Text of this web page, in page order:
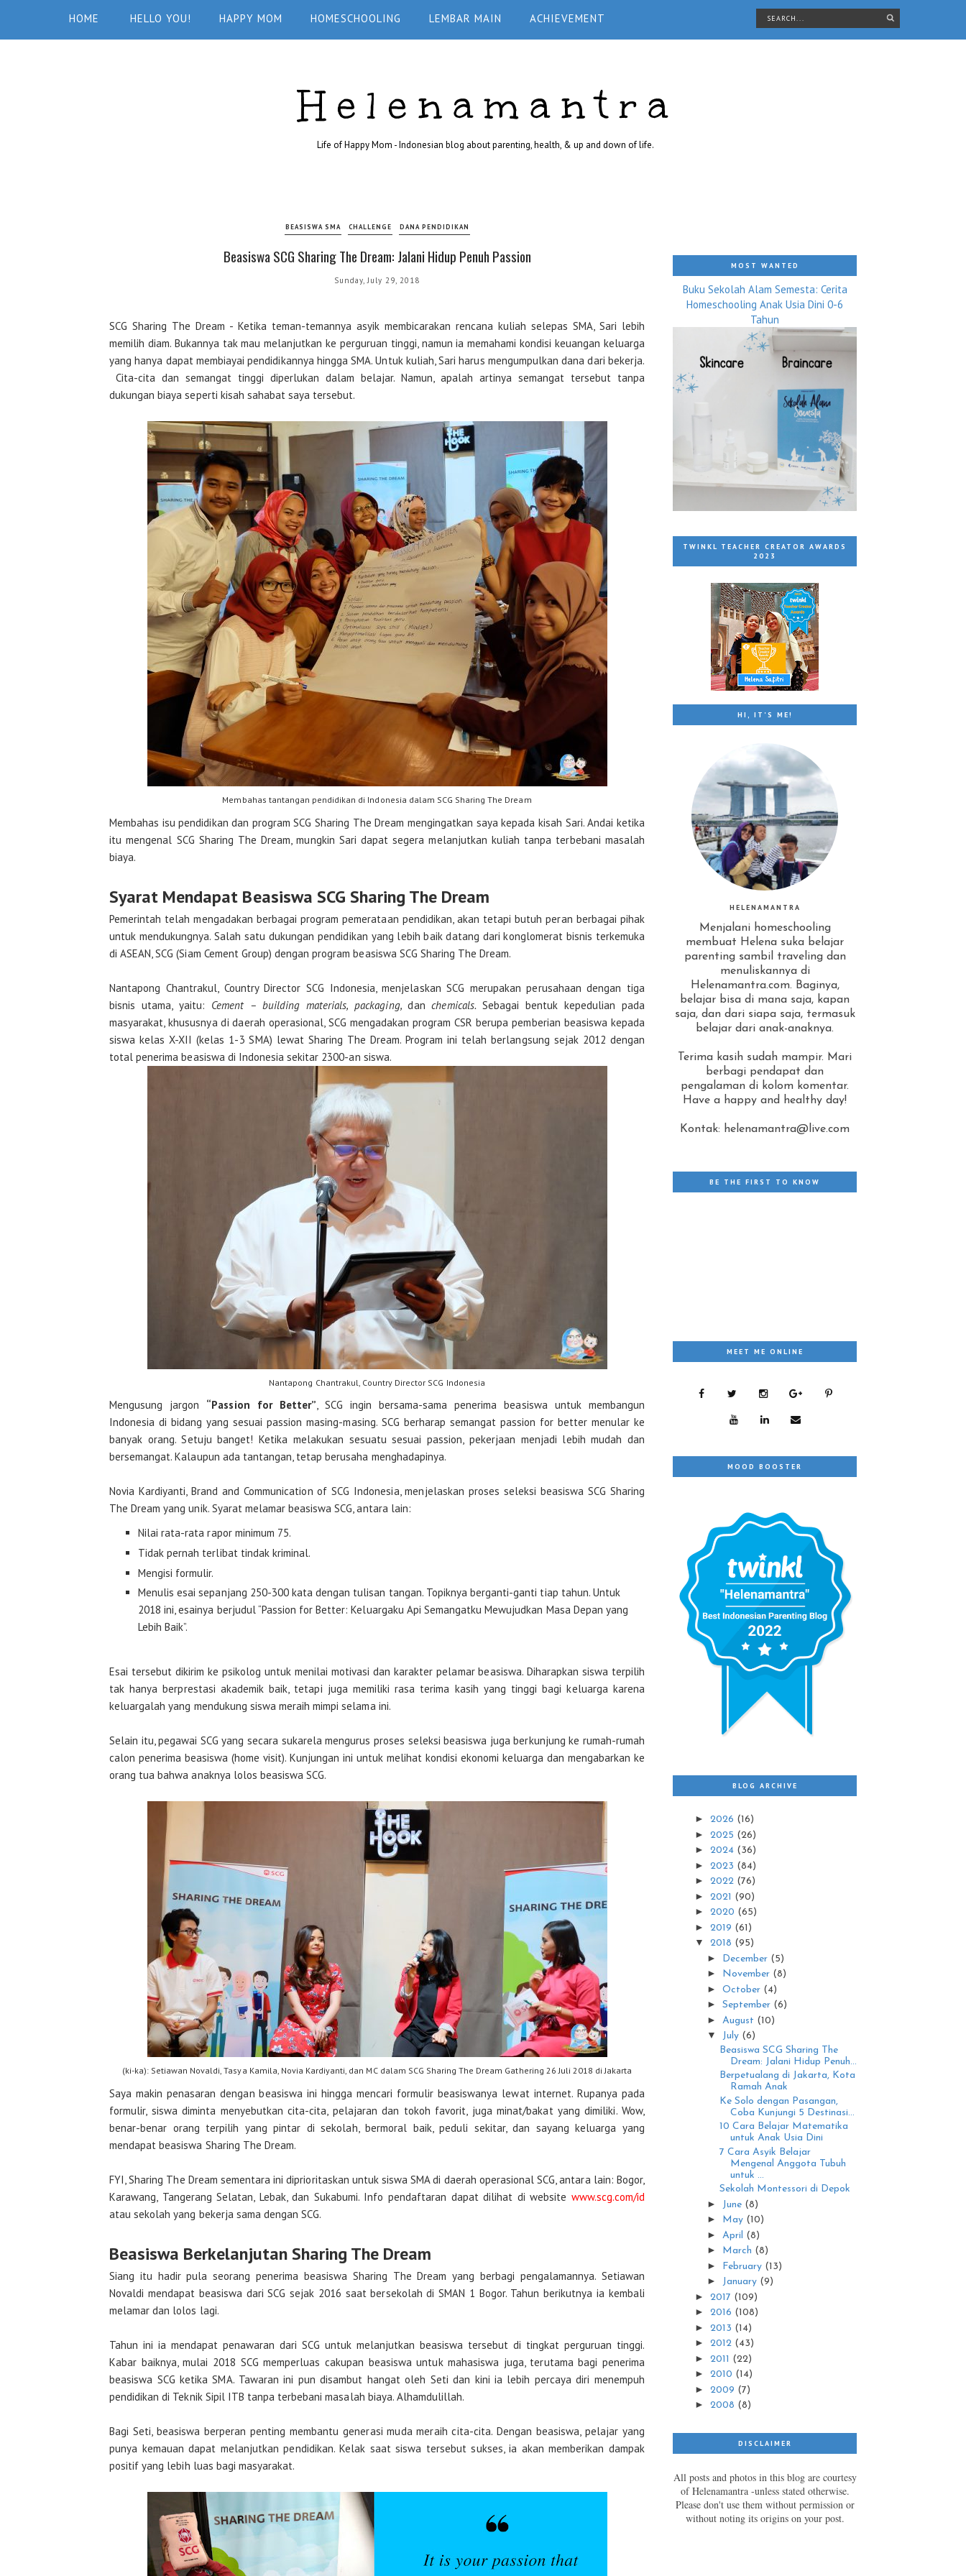
HOME HELLO YOU! HAPPY MOM HOMESCHOOLING LEMBAR MAIN ACHIEVEMENT
Helenamantra
Life of Happy Mom - Indonesian blog about parenting, health, & up and down of life.
BEASISWA SMA CHALLENGE DANA PENDIDIKAN
Beasiswa SCG Sharing The Dream: Jalani Hidup Penuh Passion
Sunday, July 29, 2018
SCG Sharing The Dream - Ketika teman-temannya asyik membicarakan rencana kuliah selepas SMA, Sari lebih
memilih diam. Bukannya tak mau melanjutkan ke perguruan tinggi, namun ia memahami kondisi keuangan keluarga
yang hanya dapat membiayai pendidikannya hingga SMA. Untuk kuliah, Sari harus mengumpulkan dana dari bekerja.
Cita-cita dan semangat tinggi diperlukan dalam belajar. Namun, apalah artinya semangat tersebut tanpa
dukungan biaya seperti kisah sahabat saya tersebut.
Membahas tantangan pendidikan di Indonesia dalam SCG Sharing The Dream
Membahas isu pendidikan dan program SCG Sharing The Dream mengingatkan saya kepada kisah Sari. Andai ketika
itu mengenal SCG Sharing The Dream, mungkin Sari dapat segera melanjutkan kuliah tanpa terbebani masalah
biaya.
Syarat Mendapat Beasiswa SCG Sharing The Dream
Pemerintah telah mengadakan berbagai program pemerataan pendidikan, akan tetapi butuh peran berbagai pihak
untuk mendukungnya. Salah satu dukungan pendidikan yang lebih baik datang dari konglomerat bisnis terkemuka
di ASEAN, SCG (Siam Cement Group) dengan program beasiswa SCG Sharing The Dream.
Nantapong Chantrakul, Country Director SCG Indonesia, menjelaskan SCG merupakan perusahaan dengan tiga
bisnis utama, yaitu: Cement – building materials, packaging,dan chemicals. Sebagai bentuk kepedulian pada
masyarakat, khususnya di daerah operasional, SCG mengadakan program CSR berupa pemberian beasiswa kepada
siswa kelas X-XII (kelas 1-3 SMA) lewat Sharing The Dream. Program ini telah berlangsung sejak 2012 dengan
total penerima beasiswa di Indonesia sekitar 2300-an siswa.
Nantapong Chantrakul, Country Director SCG Indonesia
Mengusung jargon “Passion for Better”, SCG ingin bersama-sama penerima beasiswa untuk membangun
Indonesia di bidang yang sesuai passion masing-masing. SCG berharap semangat passion for better menular ke
banyak orang. Setuju banget! Ketika melakukan sesuatu sesuai passion, pekerjaan menjadi lebih mudah dan
bersemangat. Kalaupun ada tantangan, tetap berusaha menghadapinya.
Novia Kardiyanti, Brand and Communication of SCG Indonesia, menjelaskan proses seleksi beasiswa SCG Sharing
The Dream yang unik. Syarat melamar beasiswa SCG, antara lain:
Nilai rata-rata rapor minimum 75.
Tidak pernah terlibat tindak kriminal.
Mengisi formulir.
Menulis esai sepanjang 250-300 kata dengan tulisan tangan. Topiknya berganti-ganti tiap tahun. Untuk
2018 ini, esainya berjudul “Passion for Better: Keluargaku Api Semangatku Mewujudkan Masa Depan yang
Lebih Baik”.
Esai tersebut dikirim ke psikolog untuk menilai motivasi dan karakter pelamar beasiswa. Diharapkan siswa terpilih
tak hanya berprestasi akademik baik, tetapi juga memiliki rasa terima kasih yang tinggi bagi keluarga karena
keluargalah yang mendukung siswa meraih mimpi selama ini.
Selain itu, pegawai SCG yang secara sukarela mengurus proses seleksi beasiswa juga berkunjung ke rumah-rumah
calon penerima beasiswa (home visit). Kunjungan ini untuk melihat kondisi ekonomi keluarga dan mengabarkan ke
orang tua bahwa anaknya lolos beasiswa SCG.
(ki-ka): Setiawan Novaldi, Tasya Kamila, Novia Kardiyanti, dan MC dalam SCG Sharing The Dream Gathering 26 Juli 2018 di Jakarta
Saya makin penasaran dengan beasiswa ini hingga mencari formulir beasiswanya lewat internet. Rupanya pada
formulir, siswa diminta menyebutkan cita-cita, pelajaran dan tokoh favorit, juga minat/bakat yang dimiliki. Wow,
benar-benar orang terpilih yang pintar di sekolah, bermoral baik, peduli sekitar, dan sayang keluarga yang
mendapat beasiswa Sharing The Dream.
FYI, Sharing The Dream sementara ini diprioritaskan untuk siswa SMA di daerah operasional SCG, antara lain: Bogor,
Karawang, Tangerang Selatan, Lebak, dan Sukabumi. Info pendaftaran dapat dilihat di website www.scg.com/id
atau sekolah yang bekerja sama dengan SCG.
Beasiswa Berkelanjutan Sharing The Dream
Siang itu hadir pula seorang penerima beasiswa Sharing The Dream yang berbagi pengalamannya. Setiawan
Novaldi mendapat beasiswa dari SCG sejak 2016 saat bersekolah di SMAN 1 Bogor. Tahun berikutnya ia kembali
melamar dan lolos lagi.
Tahun ini ia mendapat penawaran dari SCG untuk melanjutkan beasiswa tersebut di tingkat perguruan tinggi.
Kabar baiknya, mulai 2018 SCG memperluas cakupan beasiswa untuk mahasiswa juga, terutama bagi penerima
beasiswa SCG ketika SMA. Tawaran ini pun disambut hangat oleh Seti dan kini ia lebih percaya diri menempuh
pendidikan di Teknik Sipil ITB tanpa terbebani masalah biaya. Alhamdulillah.
Bagi Seti, beasiswa berperan penting membantu generasi muda meraih cita-cita. Dengan beasiswa, pelajar yang
punya kemauan dapat melanjutkan pendidikan. Kelak saat siswa tersebut sukses, ia akan memberikan dampak
positif yang lebih luas bagi masyarakat.
MOST WANTED
Buku Sekolah Alam Semesta: Cerita
Homeschooling Anak Usia Dini 0-6
Tahun
TWINKL TEACHER CREATOR AWARDS
2023
HI, IT'S ME!
HELENAMANTRA
Menjalani homeschooling
membuat Helena suka belajar
parenting sambil traveling dan
menuliskannya di
Helenamantra.com. Baginya,
belajar bisa di mana saja, kapan
saja, dan dari siapa saja, termasuk
belajar dari anak-anaknya.
Terima kasih sudah mampir. Mari
berbagi pendapat dan
pengalaman di kolom komentar.
Have a happy and healthy day!
Kontak: helenamantra@live.com
BE THE FIRST TO KNOW
MEET ME ONLINE
MOOD BOOSTER
BLOG ARCHIVE
► 2026 (16)
► 2025 (26)
► 2024 (36)
► 2023 (84)
► 2022 (76)
► 2021 (90)
► 2020 (65)
► 2019 (61)
▼ 2018 (95)
► December (5)
► November (8)
► October (4)
► September (6)
► August (10)
▼ July (6)
Beasiswa SCG Sharing The
Dream: Jalani Hidup Penuh...
Berpetualang di Jakarta, Kota
Ramah Anak
Ke Solo dengan Pasangan,
Coba Kunjungi 5 Destinasi...
10 Cara Belajar Matematika
untuk Anak Usia Dini
7 Cara Asyik Belajar
Mengenal Anggota Tubuh
untuk ...
Sekolah Montessori di Depok
► June (8)
► May (10)
► April (8)
► March (8)
► February (13)
► January (9)
► 2017 (109)
► 2016 (108)
► 2013 (14)
► 2012 (43)
► 2011 (22)
► 2010 (14)
► 2009 (7)
► 2008 (8)
DISCLAIMER
All posts and photos in this blog are courtesy
of Helenamantra -unless stated otherwise.
Please don't use them without permission or
without noting its origins on your post.